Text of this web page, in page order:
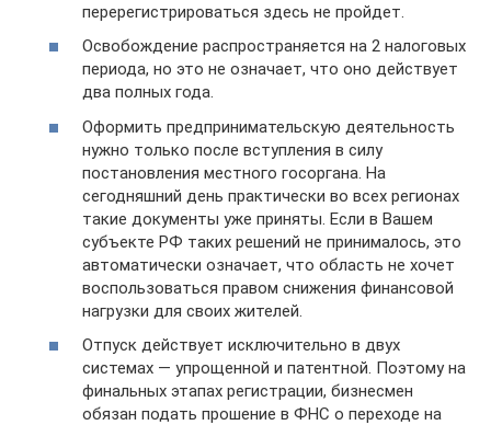
перерегистрироваться здесь не пройдет.
Освобождение распространяется на 2 налоговых
периода, но это не означает, что оно действует
два полных года.
Оформить предпринимательскую деятельность
нужно только после вступления в силу
постановления местного госоргана. На
сегодняшний день практически во всех регионах
такие документы уже приняты. Если в Вашем
субъекте РФ таких решений не принималось, это
автоматически означает, что область не хочет
воспользоваться правом снижения финансовой
нагрузки для своих жителей.
Отпуск действует исключительно в двух
системах — упрощенной и патентной. Поэтому на
финальных этапах регистрации, бизнесмен
обязан подать прошение в ФНС о переходе на